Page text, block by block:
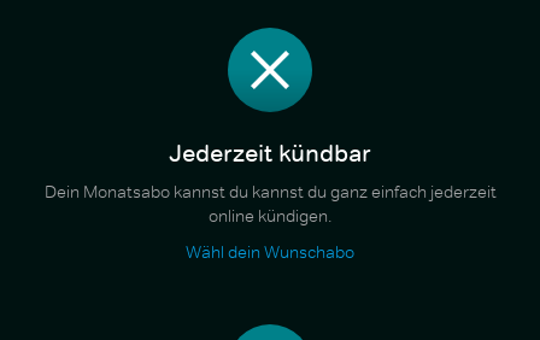
Jederzeit kündbar
Dein Monatsabo kannst du kannst du ganz einfach jederzeit
online kündigen.
Wähl dein Wunschabo